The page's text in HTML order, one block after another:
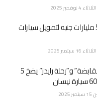
الثلاثاء 4 نوفمبر 2025
“أمان” تطلق شراكة بـ5 مليارات جنيه لتمويل سيارات
الثلاثاء 16 سبتمبر 2025
تحالف “أمان” و”بكرة القابضة” و”رحلة رايدز” يضخ 5
2025